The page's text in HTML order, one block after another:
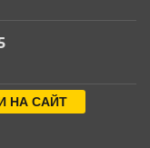
НА САЙТ